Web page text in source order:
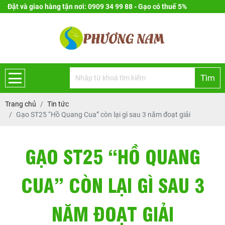
Đặt và giao hàng tận nơi: 0909 34 99 88 - Gạo có thuế 5%
Tìm
Trang chủ
Tin tức
Gạo ST25 “Hồ Quang Cua” còn lại gì sau 3 năm đoạt giải
GẠO ST25 “HỒ QUANG
CUA” CÒN LẠI GÌ SAU 3
NĂM ĐOẠT GIẢI